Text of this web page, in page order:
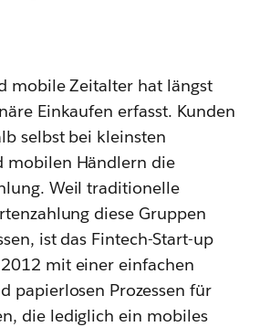
mobile Zeitalter hat längst
Einkaufen erfasst. Kunden
selbst bei kleinsten
mobilen Händlern die
Weil traditionelle
diese Gruppen
ist das Fintech-Start-up
mit einer einfachen
papierlosen Prozessen für
die lediglich ein mobiles